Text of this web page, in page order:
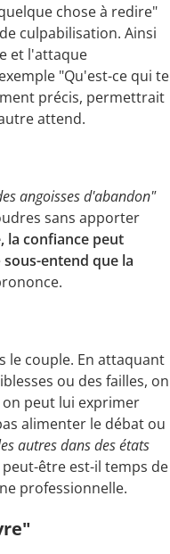
chose à redire"
culpabilisation. Ainsi
et l'attaque
"Qu'est-ce qui te
précis, permettrait
attend.
angoisses d'abandon"
sans apporter
la confiance peut
sous-entend que la
le couple. En attaquant
ou des failles, on
peut lui exprimer
alimenter le débat ou
autres dans des états
être est-il temps de
professionnelle.